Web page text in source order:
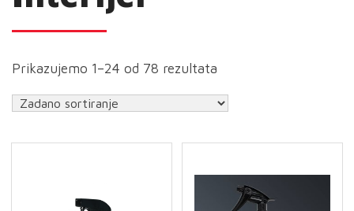
Prikazujemo 1–24 od 78 rezultata